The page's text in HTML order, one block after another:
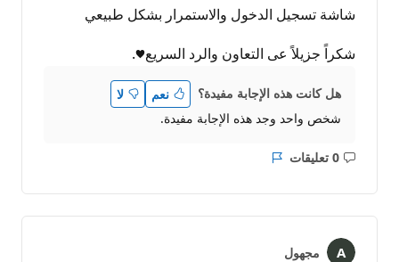
شاشة تسجيل الدخول والاستمرار بشكل طبيعي
شكراً جزيلاً عى التعاون والرد السريع♥️.
هل كانت هذه الإجابة مفيدة؟ نعم
لا
شخص واحد وجد هذه الإجابة مفيدة.
0 تعليقات ليست
التقرير
مجهول